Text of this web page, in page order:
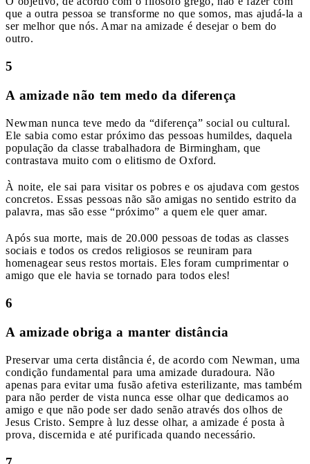
que a outra pessoa se transforme no que somos, mas ajudá-la a
ser melhor que nós. Amar na amizade é desejar o bem do
outro.
5
A amizade não tem medo da diferença
Newman nunca teve medo da “diferença” social ou cultural.
Ele sabia como estar próximo das pessoas humildes, daquela
população da classe trabalhadora de Birmingham, que
contrastava muito com o elitismo de Oxford.
À noite, ele sai para visitar os pobres e os ajudava com gestos
concretos. Essas pessoas não são amigas no sentido estrito da
palavra, mas são esse “próximo” a quem ele quer amar.
Após sua morte, mais de 20.000 pessoas de todas as classes
sociais e todos os credos religiosos se reuniram para
homenagear seus restos mortais. Eles foram cumprimentar o
amigo que ele havia se tornado para todos eles!
6
A amizade obriga a manter distância
Preservar uma certa distância é, de acordo com Newman, uma
condição fundamental para uma amizade duradoura. Não
apenas para evitar uma fusão afetiva esterilizante, mas também
para não perder de vista nunca esse olhar que dedicamos ao
amigo e que não pode ser dado senão através dos olhos de
Jesus Cristo. Sempre à luz desse olhar, a amizade é posta à
prova, discernida e até purificada quando necessário.